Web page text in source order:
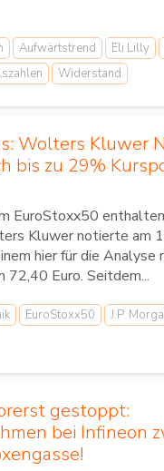
Aufwärtstrend Eli Lilly
Widerstand
Wolters Kluwer
bis zu 29%
EuroStoxx50
Kluwer notierte am
hier für die Analyse
72,40 Euro. Seitdem...
EuroStoxx50 J.P.
gestoppt:
bei Infineon